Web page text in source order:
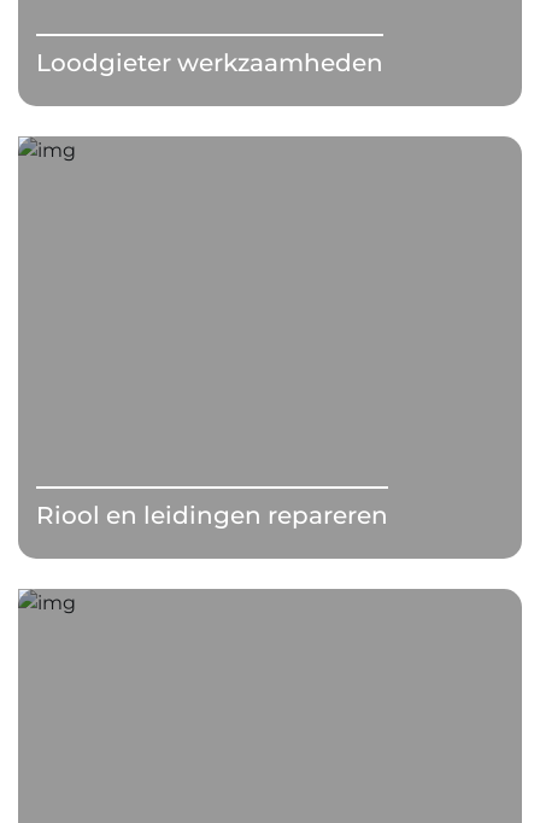
Loodgieter werkzaamheden
Riool en leidingen repareren